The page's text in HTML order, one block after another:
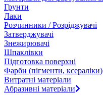
Грунти
Лаки
Розчинники / Розріджувачі
Затверджувачі
Знежирювачі
Шпаклівки
Підготовка поверхні
Фарби (пігменти, ксераліки)
Витратні матеріали
Абразивні матеріали